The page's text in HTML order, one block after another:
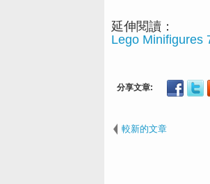
延伸閱讀：
Lego Minifigures
較新的文章